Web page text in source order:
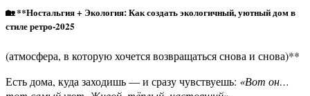
🏡 **Ностальгия + Экология: Как создать экологичный, уютный дом в
стиле ретро-2025
(атмосфера, в которую хочется возвращаться снова и снова)**
Есть дома, куда заходишь — и сразу чувствуешь: «Вот он…